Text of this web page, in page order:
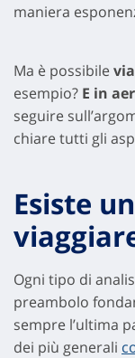
maniera
Ma è possibile
esempio? E in
seguire
chiare tutti gli
Esiste
Ogni tipo di
preambolo
sempre l’ultima
dei più generali